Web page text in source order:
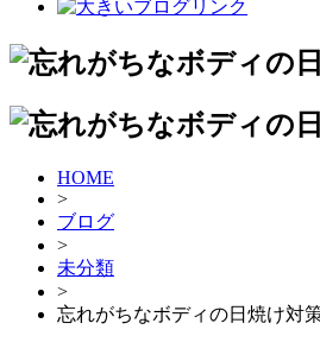
HOME
>
ブログ
>
未分類
>
忘れがちなボディの日焼け対